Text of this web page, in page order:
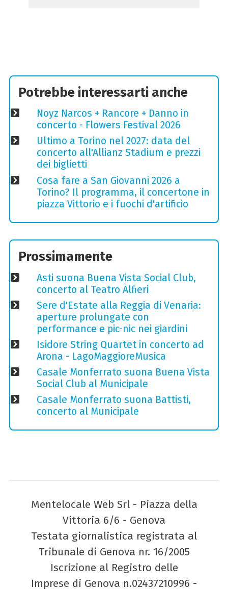
Potrebbe interessarti anche
Noyz Narcos + Rancore + Danno in
concerto - Flowers Festival 2026
Ultimo a Torino nel 2027: data del
concerto all'Allianz Stadium e prezzi
dei biglietti
Cosa fare a San Giovanni 2026 a
Torino? Il programma, il concertone in
piazza Vittorio e i fuochi d'artificio
Prossimamente
Asti suona Buena Vista Social Club,
concerto al Teatro Alfieri
Sere d'Estate alla Reggia di Venaria:
aperture prolungate con
performance e pic-nic nei giardini
Isidore String Quartet in concerto ad
Arona - LagoMaggioreMusica
Casale Monferrato suona Buena Vista
Social Club al Municipale
Casale Monferrato suona Battisti,
concerto al Municipale
Mentelocale Web Srl - Piazza della
Vittoria 6/6 - Genova
Testata giornalistica registrata al
Tribunale di Genova nr. 16/2005
Iscrizione al Registro delle
Imprese di Genova n.02437210996 -